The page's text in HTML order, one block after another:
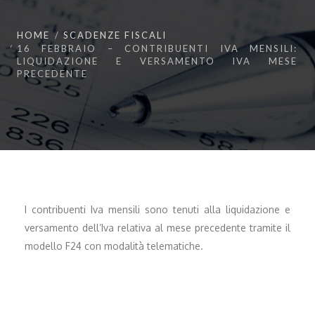
HOME
SCADENZE FISCALI
16 FEBBRAIO – CONTRIBUENTI IVA MENSILI:
LIQUIDAZIONE E VERSAMENTO IVA MESE
PRECEDENTE
I contribuenti Iva mensili sono tenuti alla liquidazione e
versamento dell’Iva relativa al mese precedente tramite il
modello F24 con modalità telematiche.